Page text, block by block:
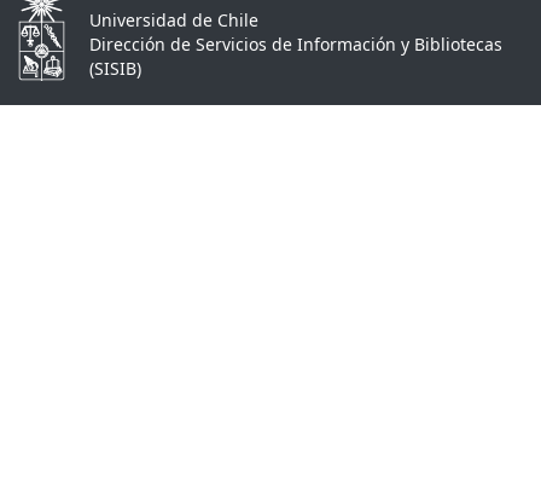
Universidad de Chile
Dirección de Servicios de Información y Bibliotecas
(SISIB)